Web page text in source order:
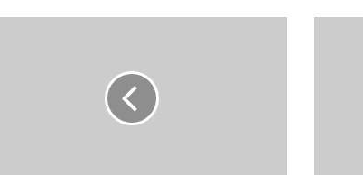
مجلس الوزراء يعقد اجتماعه الأسبوعي